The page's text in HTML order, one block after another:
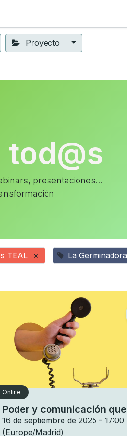
Proyecto
tod@s
presentaciones...
TEAL × La Germinadora
Online
16 de septiembre de 2025 - 17:00
(Europe/Madrid)